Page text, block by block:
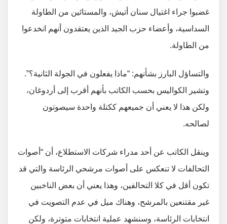
غضبوا جراء اغتيال سنان أتيش، والمستائين من الطاولة
السداسية، وأعضاء حزب الجيد الذين يعتقدون أنهم انخدعوا
من الطاولة.
والتساؤل البارز بشأنهم: “ماذا يفعلون في الجولة الثانية؟”.
وتشير الكواليس بحسب الكاتب بأنهم أقرب إلى أردوغان،
ولكن هذا لا يعني أن جميعهم ككتلة واحدة سيصوتون
لصالحه.
وينقل الكاتب عن أحد مدراء شركات الاستطلاع، أن “أصوات
التحالفات لا تنعكس على أصوات مرشحي الرئاسة والتي قد
تكون أقل في كلا التحالفين، وهذا يعني أن بعض الناخبين
غير مقتنعين بالمرشح، وهناك ميل في عدم التصويت في
انتخابات الرئاسة، وسنشهد عملية انتخابات متوترة، ولكن